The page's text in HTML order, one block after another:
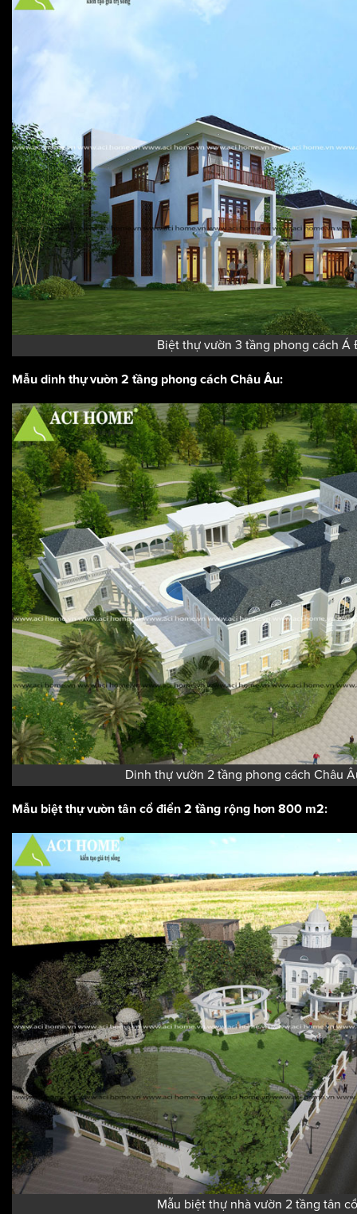
Biệt thự vườn 3 tầng phong cách Á
Mẫu dinh thự vườn 2 tầng phong cách Châu Âu:
Dinh thự vườn 2 tầng phong cách Châu
Mẫu biệt thự vườn tân cổ điển 2 tầng rộng hơn 800 m2:
Mẫu biệt thự nhà vườn 2 tầng tân